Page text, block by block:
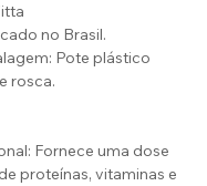
no Brasil.
Pote plástico
rosca.
Fornece uma dose
proteínas, vitaminas e